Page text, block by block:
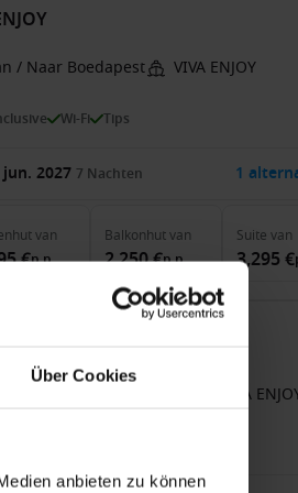
Über Cookies
anbieten zu können
/ Naar Boedapest VIVA ENJOY
Wi-Fi Tips
jun. 2027 7 Nachten 1
van
€p.p.
Balkonhutvan
2,250 €p.p.
Suite van
3,295 €
VIVA